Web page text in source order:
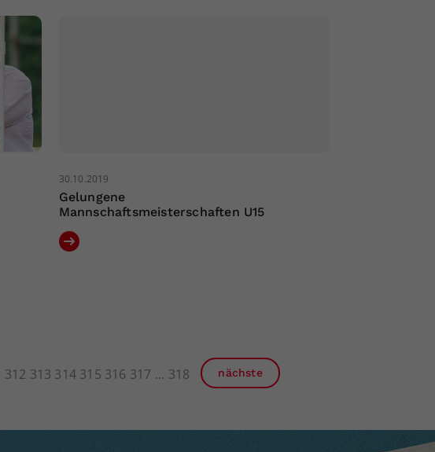
30.10.2019
Gelungene
Mannschaftsmeisterschaften U15
312 313 314 315 316 317 318 nächste